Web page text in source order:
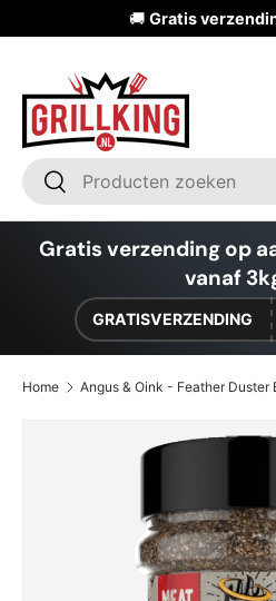
Ga naar inhoud
🚚 Gratis
Zoeken
Zoeken
Gratis verzending op
vanaf
GRATISVERZENDING
Home Angus & Oink - Feather Duster
Ga direct naar